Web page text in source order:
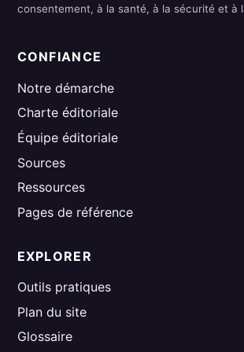
consentement, à la santé, à la sécurité et à
CONFIANCE
Notre démarche
Charte éditoriale
Équipe éditoriale
Sources
Ressources
Pages de référence
EXPLORER
Outils pratiques
Plan du site
Glossaire